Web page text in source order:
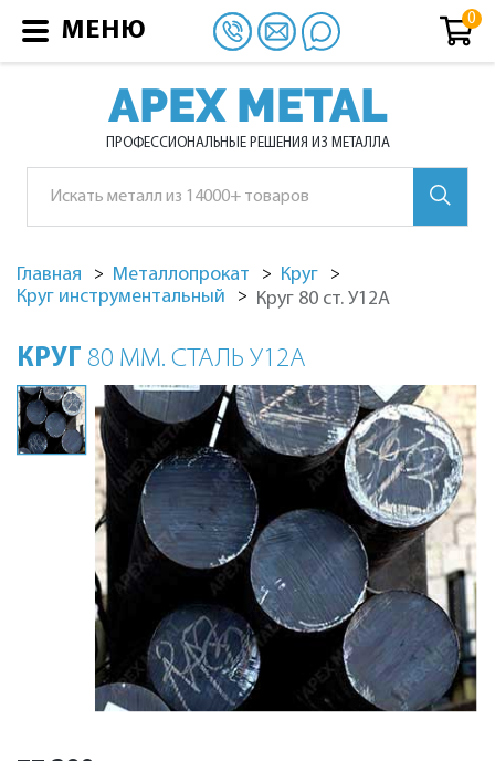
APEX METAL
ПРОФЕССИОНАЛЬНЫЕ РЕШЕНИЯ ИЗ МЕТАЛЛА
Главная Металлопрокат
Круг
Круг инструментальный
Круг 80 ст. У12А
КРУГ 80 ММ. СТАЛЬ У12А
МЕНЮ